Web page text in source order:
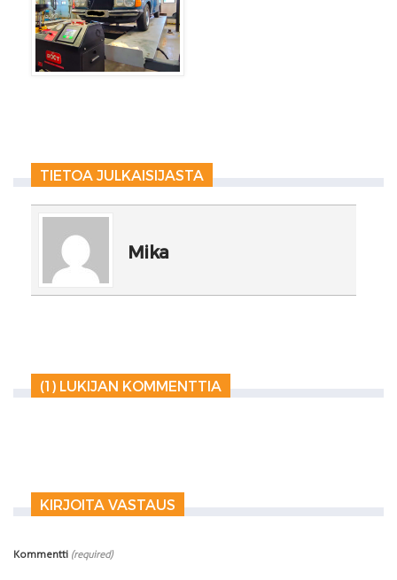
TIETOA JULKAISIJASTA
Mika
(1) LUKIJAN KOMMENTTIA
KIRJOITA VASTAUS
Kommentti (required)